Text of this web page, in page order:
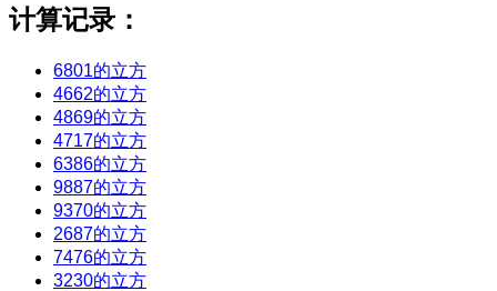
计算记录：
6801的立方
4662的立方
4869的立方
4717的立方
6386的立方
9887的立方
9370的立方
2687的立方
7476的立方
3230的立方